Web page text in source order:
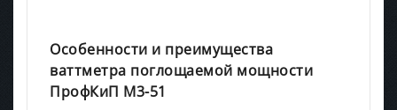
Особенности и преимущества
ваттметра поглощаемой мощности
ПрофКиП М3-51